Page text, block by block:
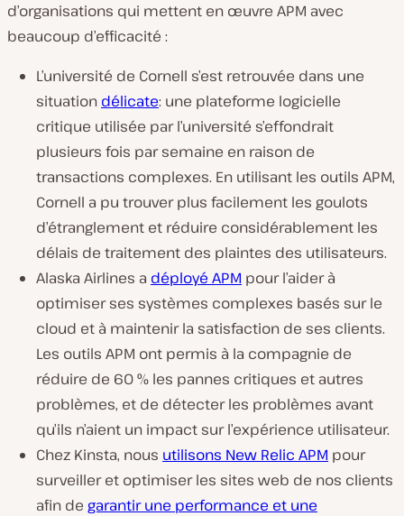
d’organisations qui mettent en œuvre APM avec
beaucoup d’efficacité :
L’université de Cornell s’est retrouvée dans une
situation délicate: une plateforme logicielle
critique utilisée par l’université s’effondrait
plusieurs fois par semaine en raison de
transactions complexes. En utilisant les outils APM,
Cornell a pu trouver plus facilement les goulots
d’étranglement et réduire considérablement les
délais de traitement des plaintes des utilisateurs.
Alaska Airlines a déployé APM pour l’aider à
optimiser ses systèmes complexes basés sur le
cloud et à maintenir la satisfaction de ses clients.
Les outils APM ont permis à la compagnie de
réduire de 60 % les pannes critiques et autres
problèmes, et de détecter les problèmes avant
qu’ils n’aient un impact sur l’expérience utilisateur.
Chez Kinsta, nous utilisons New Relic APM pour
surveiller et optimiser les sites web de nos clients
afin de garantir une performance et une